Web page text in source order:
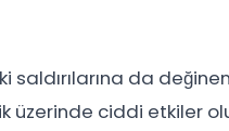
saldırılarına da
üzerinde ciddi etkiler